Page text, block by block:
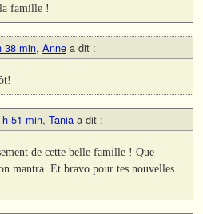
famille !
38 min, Anne a dit :
51 min, Tania a dit :
de cette belle famille ! Que
mantra. Et bravo pour tes nouvelles